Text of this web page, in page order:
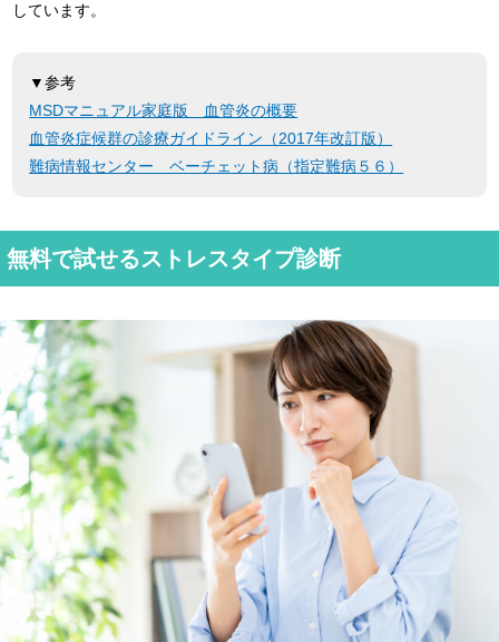
しています。
▼参考
MSDマニュアル家庭版 血管炎の概要
血管炎症候群の診療ガイドライン（2017年改訂版）
難病情報センター ベーチェット病（指定難病５６）
無料で試せるストレスタイプ診断